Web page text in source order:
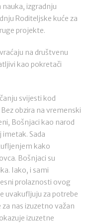
izgradnju
Roditeljske kuće za
projekte.
na društvenu
kao pokretači
svijesti kod
obzira na vremenski
Bošnjaci kao narod
Sada
kako
Bošnjaci su
Iako, i sami
prolaznosti ovog
uvakufljuju za potrebe
nas izuzetno važan
izuzetne